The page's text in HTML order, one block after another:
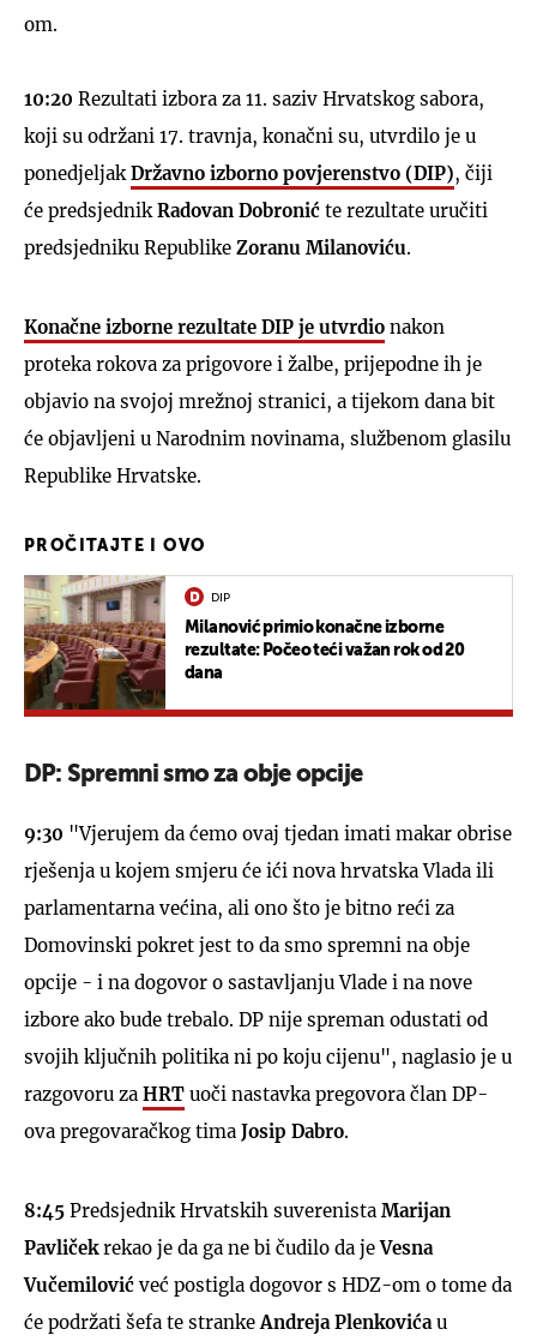
om.
10:20 Rezultati izbora za 11. saziv Hrvatskog sabora,
koji su održani 17. travnja, konačni su, utvrdilo je u
ponedjeljak Državno izborno povjerenstvo (DIP), čiji
će predsjednik Radovan Dobronić te rezultate uručiti
predsjedniku Republike Zoranu Milanoviću.
Konačne izborne rezultate DIP je utvrdio nakon
proteka rokova za prigovore i žalbe, prijepodne ih je
objavio na svojoj mrežnoj stranici, a tijekom dana bit
će objavljeni u Narodnim novinama, službenom glasilu
Republike Hrvatske.
PROČITAJTE I OVO
DIP
Milanović primio konačne izborne
rezultate: Počeo teći važan rok od 20
dana
DP: Spremni smo za obje opcije
9:30 "Vjerujem da ćemo ovaj tjedan imati makar obrise
rješenja u kojem smjeru će ići nova hrvatska Vlada ili
parlamentarna većina, ali ono što je bitno reći za
Domovinski pokret jest to da smo spremni na obje
opcije - i na dogovor o sastavljanju Vlade i na nove
izbore ako bude trebalo. DP nije spreman odustati od
svojih ključnih politika ni po koju cijenu", naglasio je u
razgovoru za HRT uoči nastavka pregovora član DP-
ova pregovaračkog tima Josip Dabro.
8:45 Predsjednik Hrvatskih suverenista Marijan
Pavličekrekao je da ga ne bi čudilo da jeVesna
Vučemilović već postigla dogovor s HDZ-om o tome da
će podržati šefa te stranke Andreja Plenkovića u